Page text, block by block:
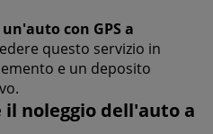
con GPS a
questo servizio in
e un deposito
il noleggio dell'auto a